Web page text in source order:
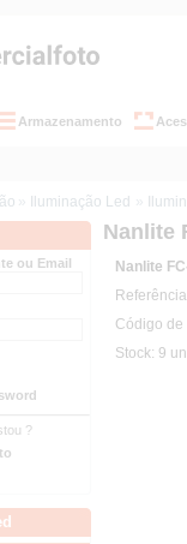
Armazenamento
» Iluminação Led »
ou Email
?
Nanlite
Nanlite
Código
Stock: 9